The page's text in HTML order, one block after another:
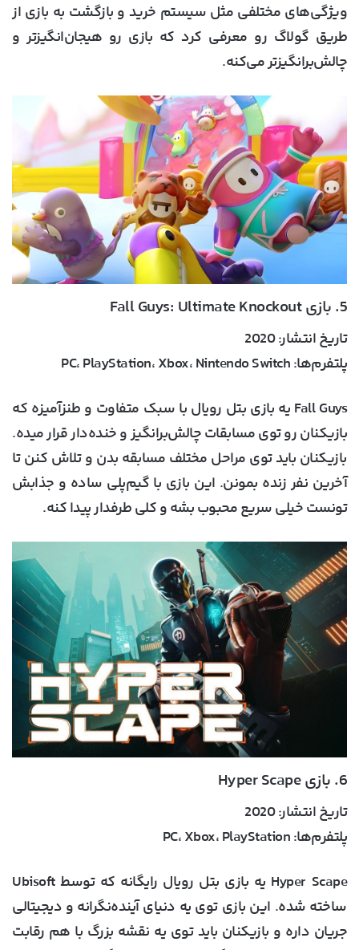
ویژگی‌های مختلفی مثل سیستم خرید و بازگشت به بازی از
طریق گولاگ رو معرفی کرد که بازی رو هیجان‌انگیزتر و
چالش‌برانگیزتر می‌کنه.
5. بازی Fall Guys: Ultimate Knockout
تاریخ انتشار:2020
پلتفرم‌ها:
Fall Guys یه بازی بتل رویال با سبک متفاوت و طنزآمیزه که
بازیکنان رو توی مسابقات چالش‌برانگیز و خنده‌دار قرار میده.
بازیکنان باید توی مراحل مختلف مسابقه بدن و تلاش کنن تا
آخرین نفر زنده بمونن. این بازی با گیم‌پلی ساده و جذابش
تونست خیلی سریع محبوب بشه و کلی طرفدار پیدا کنه.
6. بازی Hyper Scape
تاریخ انتشار:2020
پلتفرم‌ها:
Hyper Scape یه بازی بتل رویال رایگانه که توسط Ubisoft
ساخته شده. این بازی توی یه دنیای آینده‌نگرانه و دیجیتالی
جریان داره و بازیکنان باید توی یه نقشه بزرگ با هم رقابت